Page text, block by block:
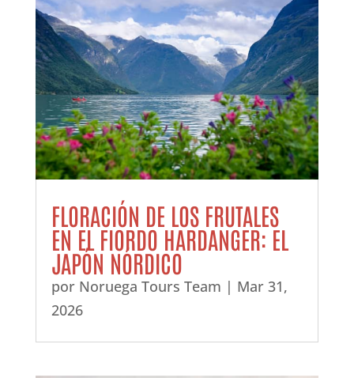
FLORACIÓN DE LOS FRUTALES
EN EL FIORDO HARDANGER: EL
JAPÓN NÓRDICO
por Noruega Tours Team | Mar 31,
2026